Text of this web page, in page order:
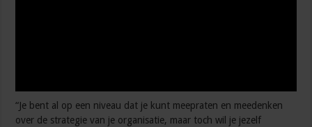
“Je bent al op een niveau dat je kunt meepraten en meedenken
over de strategie van je organisatie, maar toch wil je jezelf